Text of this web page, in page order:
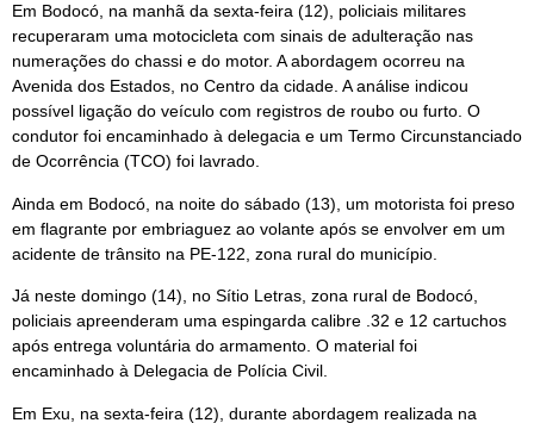
Em Bodocó, na manhã da sexta-feira (12), policiais militares
recuperaram uma motocicleta com sinais de adulteração nas
numerações do chassi e do motor. A abordagem ocorreu na
Avenida dos Estados, no Centro da cidade. A análise indicou
possível ligação do veículo com registros de roubo ou furto. O
condutor foi encaminhado à delegacia e um Termo Circunstanciado
de Ocorrência (TCO) foi lavrado.
Ainda em Bodocó, na noite do sábado (13), um motorista foi preso
em flagrante por embriaguez ao volante após se envolver em um
acidente de trânsito na PE-122, zona rural do município.
Já neste domingo (14), no Sítio Letras, zona rural de Bodocó,
policiais apreenderam uma espingarda calibre .32 e 12 cartuchos
após entrega voluntária do armamento. O material foi
encaminhado à Delegacia de Polícia Civil.
Em Exu, na sexta-feira (12), durante abordagem realizada na